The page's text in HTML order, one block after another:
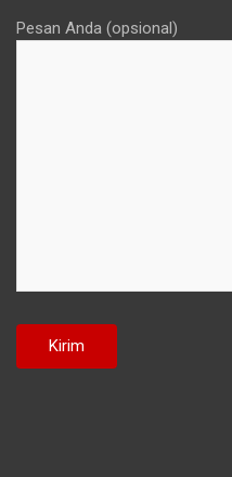
Pesan Anda (opsional)